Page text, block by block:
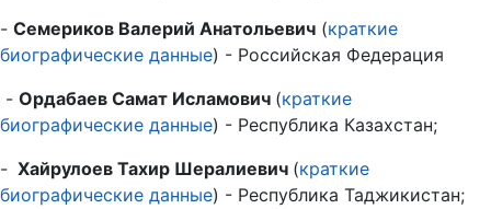
- Семериков Валерий Анатольевич (краткие
биографические данные) - Российская Федерация
- Ордабаев Самат Исламович (краткие
биографические данные) - Республика Казахстан;
- Хайрулоев Тахир Шералиевич (краткие
биографические данные) - Республика Таджикистан;